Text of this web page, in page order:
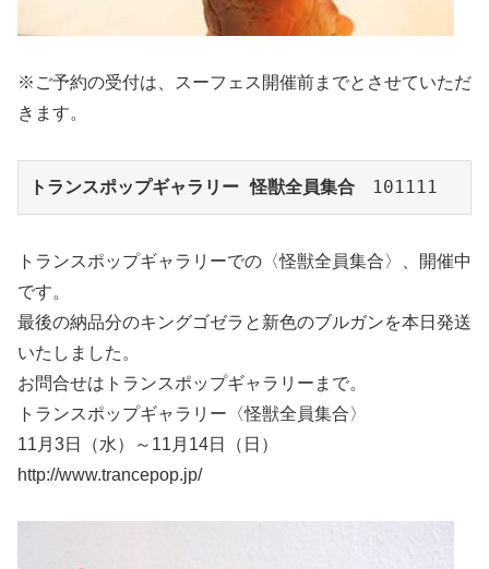
※ご予約の受付は、スーフェス開催前までとさせていただ
きます。
トランスポップギャラリー 怪獣全員集合 101111
トランスポップギャラリーでの〈怪獣全員集合〉、開催中
です。
最後の納品分のキングゴゼラと新色のブルガンを本日発送
いたしました。
お問合せはトランスポップギャラリーまで。
トランスポップギャラリー〈怪獣全員集合〉
11月3日（水）～11月14日（日）
http://www.trancepop.jp/